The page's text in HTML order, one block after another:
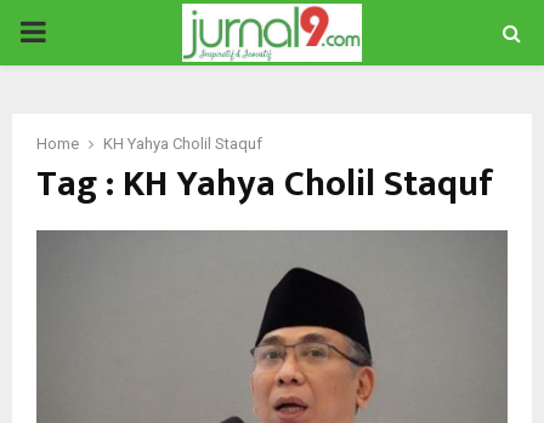
PRIMARY
Home KH Yahya Cholil Staquf
Tag : KH Yahya Cholil Staquf